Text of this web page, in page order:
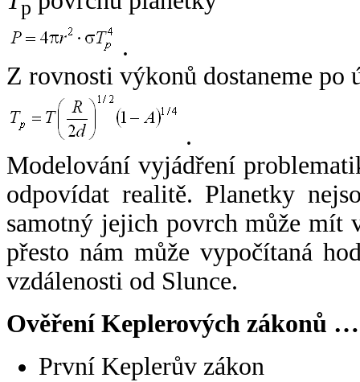
p
.
Z rovnosti výkonů dostaneme po
.
Modelování vyjádření
odpovídat realitě. Planetky
samotný jejich povrch může mít
přesto nám může vypočítaná
vzdálenosti od Slunce.
Ověření Keplerových zákonů …
První Keplerův zákon